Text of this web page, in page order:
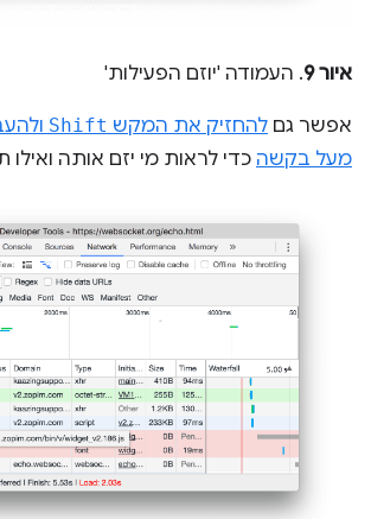
איור 9 . העמודה 'יוזם הפעילות'
אפשר גם להחזיק את המקש Shift
מעל בקשה כדי לראות מי יזם אותה ואילו